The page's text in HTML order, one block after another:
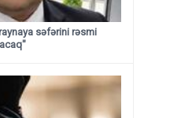
səfərini rəsmi